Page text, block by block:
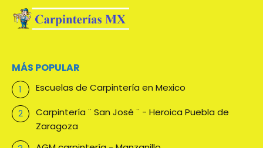
MÁS POPULAR
Escuelas de Carpintería en Mexico
Carpintería ¨ San José ¨ - Heroica Puebla de
Zaragoza